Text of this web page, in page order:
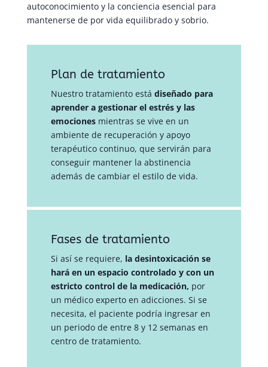
autoconocimiento y la conciencia esencial para
mantenerse de por vida equilibrado y sobrio.
Plan de tratamiento
Nuestro tratamiento está diseñado para
aprender a gestionar el estrés y las
emocionesmientras se vive en un
ambiente de recuperación y apoyo
terapéutico continuo, que servirán para
conseguir mantener la abstinencia
además de cambiar el estilo de vida.
Fases de tratamiento
Si así se requiere, la desintoxicación se
hará en un espacio controlado y con un
estricto control de la medicación, por
un médico experto en adicciones. Si se
necesita, el paciente podría ingresar en
un periodo de entre 8 y 12 semanas en
centro de tratamiento.